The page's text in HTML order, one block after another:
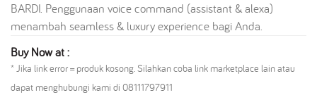
BARDI. Penggunaan voice command (assistant & alexa)
menambah seamless & luxury experience bagi Anda.
Buy Now at :
* Jika link error = produk kosong. Silahkan coba link marketplace lain atau
dapat menghubungi kami di 08111797911